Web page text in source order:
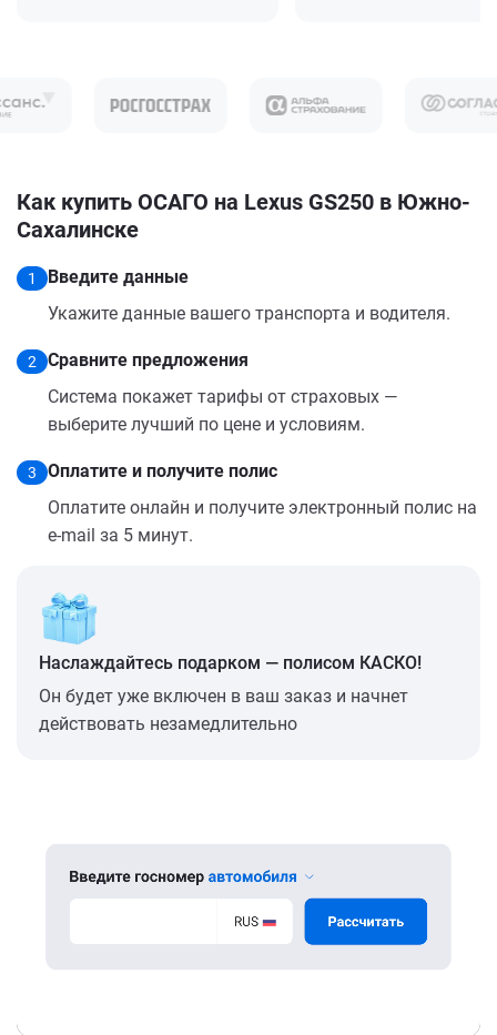
Как купить ОСАГО на Lexus GS250 в Южно-
Сахалинске
1
Введите данные
Укажите данные вашего транспорта и водителя.
2
Сравните предложения
Система покажет тарифы от страховых —
выберите лучший по цене и условиям.
3
Оплатите и получите полис
Оплатите онлайн и получите электронный полис на
e-mail за 5 минут.
Наслаждайтесь подарком — полисом КАСКО!
Он будет уже включен в ваш заказ и начнет
действовать незамедлительно